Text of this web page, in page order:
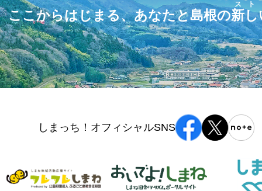
ここからはじまる、あなたと島根の新し
スト
しまっち！オフィシャルSNS